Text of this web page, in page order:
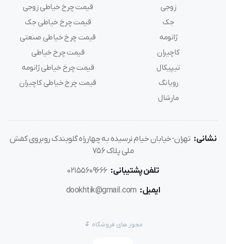
جنس بدنه: ضد زنگ و ضربه
اقلام همراه: سوزن / پیچ گوشتی / آچار
استاندارد: استانداردCE اروپا , استاندارد جهانی PSE , ایزو 9001
سال تولید 2020
زوجی
جک
ژانومه
کاچیران
تیپیکال
رویانگ
مارشال
قیمت چرخ خیاطی زوجی
قیمت چرخ خیاطی جک
قیمت چرخ خیاطی صنعتی
قیمت چرخ خیاطی
قیمت چرخ خیاطی ژانومه
قیمت چرخ خیاطی کاچیران
نشانی: تهران-خیابان خیام نرسیده به چهارراه گلوبندک روبروی کفش
ملی پلاک 756
تلفن پشتیبانی: 02155609666
ایمیل: dookhtik@gmail.com
مجوز های فروشگاه